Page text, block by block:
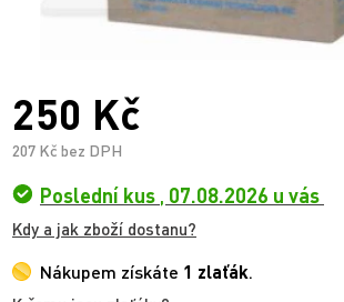
250 Kč
207 Kč bez DPH
Poslední kus , 07.08.2026 u vás
Kdy a jak zboží dostanu?
Nákupem získáte 1 zlaťák.